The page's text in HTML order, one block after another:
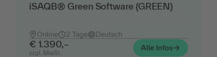
iSAQB® Green Software (GREEN)
Online
2 Tage Deutsch
€ 1.390,–
zzgl. MwSt.
Alle Infos